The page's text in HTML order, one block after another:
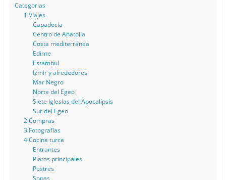
Categorias
1 Viajes
Capadocia
Centro de Anatolia
Costa mediterránea
Edirne
Estambul
Izmir y alrededores
Mar Negro
Norte del Egeo
Siete Iglesias del Apocalípsis
Sur del Egeo
2 Compras
3 Fotografías
4 Cocina turca
Entrantes
Platos principales
Postres
Sopas